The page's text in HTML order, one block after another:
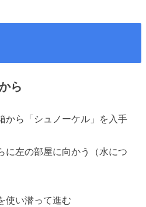
ら
から「シュノーケル」を入手
に左の部屋に向かう（水につ
使い潜って進む